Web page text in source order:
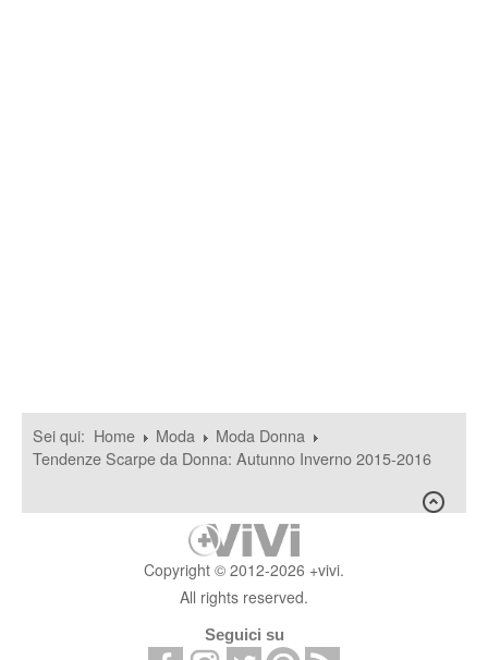
Sei qui: Home Moda
Moda Donna
Tendenze Scarpe da Donna: Autunno Inverno 2015-2016
Copyright © 2012-2026 +vivi.
All rights reserved.
Seguici su